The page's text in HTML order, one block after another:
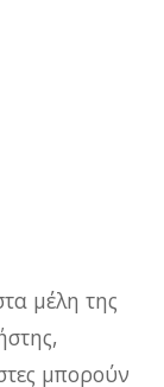
μέλη της
μπορούν